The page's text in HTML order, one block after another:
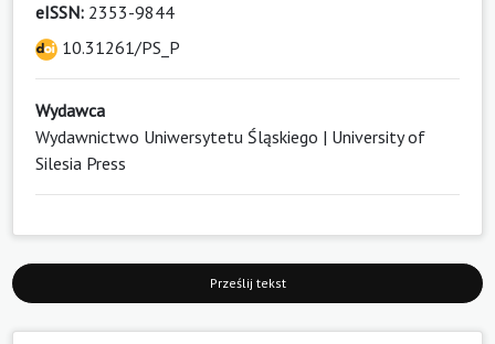
eISSN: 2353-9844
10.31261/PS_P
Wydawca
Wydawnictwo Uniwersytetu Śląskiego | University of
Silesia Press
Prześlij tekst